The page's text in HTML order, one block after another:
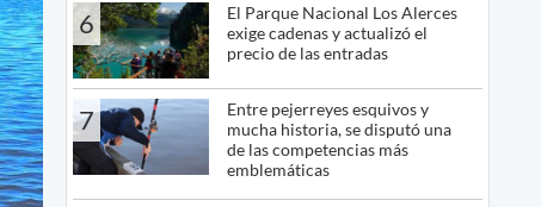
6
El Parque Nacional Los Alerces
exige cadenas y actualizó el
precio de las entradas
7
Entre pejerreyes esquivos y
mucha historia, se disputó una
de las competencias más
emblemáticas